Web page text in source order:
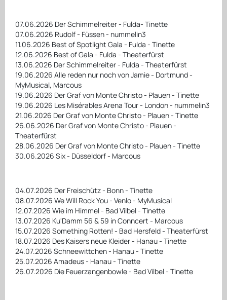
07.06.2026 Der Schimmelreiter - Fulda- Tinette
07.06.2026 Rudolf - Füssen - nummelin3
11.06.2026 Best of Spotlight Gala - Fulda - Tinette
12.06.2026 Best of Gala - Fulda - Theaterfürst
13.06.2026 Der Schimmelreiter - Fulda - Theaterfürst
19.06.2026 Alle reden nur noch von Jamie - Dortmund -
MyMusical, Marcous
19.06.2026 Der Graf von Monte Christo - Plauen - Tinette
19.06.2026 Les Misérables Arena Tour - London - nummelin3
21.06.2026 Der Graf von Monte Christo - Plauen - Tinette
26.06.2026 Der Graf von Monte Christo - Plauen -
Theaterfürst
28.06.2026 Der Graf von Monte Christo - Plauen - Tinette
30.06.2026 Six - Düsseldorf - Marcous
04.07.2026 Der Freischütz - Bonn - Tinette
08.07.2026 We Will Rock You - Venlo - MyMusical
12.07.2026 Wie im Himmel - Bad Vilbel - Tinette
13.07.2026 Ku'Damm 56 & 59 in Conncert - Marcous
15.07.2026 Something Rotten! - Bad Hersfeld - Theaterfürst
18.07.2026 Des Kaisers neue Kleider - Hanau - Tinette
24.07.2026 Schneewittchen - Hanau - Tinette
25.07.2026 Amadeus - Hanau - Tinette
26.07.2026 Die Feuerzangenbowle - Bad Vilbel - Tinette